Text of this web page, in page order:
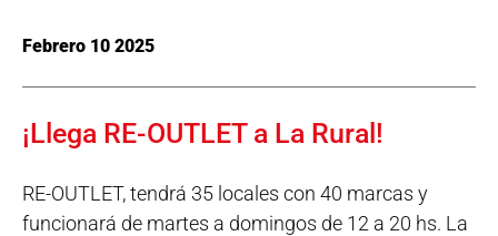
Febrero 10 2025
¡Llega RE-OUTLET a La Rural!
RE-OUTLET, tendrá 35 locales con 40 marcas y
funcionará de martes a domingos de 12 a 20 hs. La